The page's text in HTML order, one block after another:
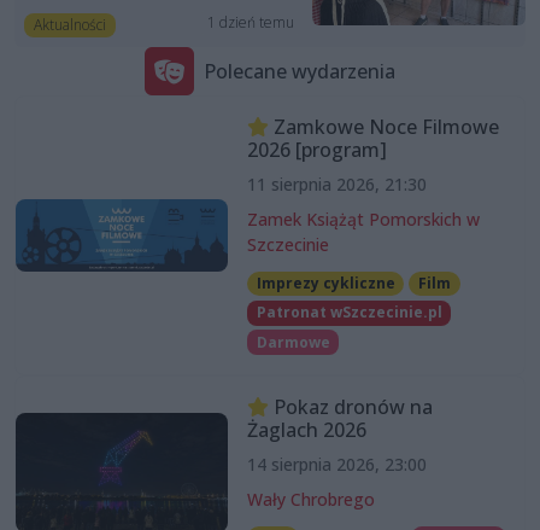
Aktualności 1 dzień temu
Polecane wydarzenia
Zamkowe Noce Filmowe
2026 [program]
11 sierpnia 2026, 21:30
Zamek Książąt Pomorskich w
Szczecinie
Imprezy cykliczne
Film
Patronat wSzczecinie.pl
Darmowe
Pokaz dronów na
Żaglach 2026
14 sierpnia 2026, 23:00
Wały Chrobrego